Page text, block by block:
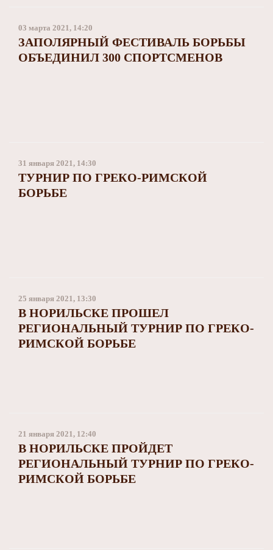
03 марта 2021, 14:20
ЗАПОЛЯРНЫЙ ФЕСТИВАЛЬ БОРЬБЫ
ОБЪЕДИНИЛ 300 СПОРТСМЕНОВ
31 января 2021, 14:30
ТУРНИР ПО ГРЕКО-РИМСКОЙ
БОРЬБЕ
25 января 2021, 13:30
В НОРИЛЬСКЕ ПРОШЕЛ
РЕГИОНАЛЬНЫЙ ТУРНИР ПО ГРЕКО-
РИМСКОЙ БОРЬБЕ
21 января 2021, 12:40
В НОРИЛЬСКЕ ПРОЙДЕТ
РЕГИОНАЛЬНЫЙ ТУРНИР ПО ГРЕКО-
РИМСКОЙ БОРЬБЕ